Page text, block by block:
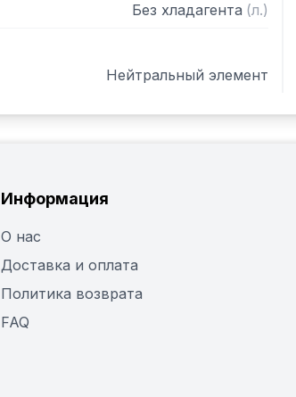
Без хладагента (л.)
Нейтральный элемент
Информация
О нас
Доставка и оплата
Политика возврата
FAQ